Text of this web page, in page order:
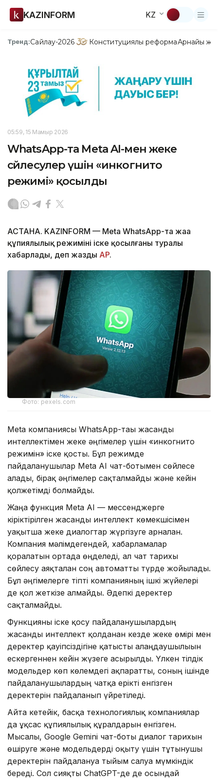
KAZINFORM KZ
Тренд:Сайлау-2026 Конституциялық реформаАрнайы
05:59, 15 Мамыр 2026
WhatsApp-та Meta AI-мен жеке
сөйлесулер үшін «инкогнито
режимі» қосылды
АСТАНА. KAZINFORM — Meta WhatsApp-та жаңа
құпиялылық режимінің іске қосылғаны туралы
хабарлады, деп жазды AP.
Фото: pexels.com
Meta компаниясы WhatsApp-тағы жасанды
интеллектімен жеке әңгімелер үшін «инкогнито
режимін» іске қосты. Бұл режимде
пайдаланушылар Meta AI чат-ботымен сөйлесе
алады, бірақ әңгімелер сақталмайды және кейін
қолжетімді болмайды.
Жаңа функция Meta AI — мессенджерге
кіріктірілген жасанды интеллект көмекшісімен
уақытша жеке диалогтар жүргізуге арналған.
Компания мәлімдегендей, хабарламалар
қорғалатын ортада өңделеді, ал чат тарихы
сөйлесу аяқталған соң автоматты түрде жойылады.
Бұл әңгімелерге тіпті компанияның ішкі жүйелері
де қол жеткізе алмайды. Әдепкі деректер
сақталмайды.
Функцияны іске қосу пайдаланушылардың
жасанды интеллект қолданған кезде жеке өмірі мен
деректер қауіпсіздігіне қатысты алаңдаушылығын
ескергеннен кейін жүзеге асырылды. Үлкен тілдік
модельдер көп көлемдегі ақпаратты, соның ішінде
пайдаланушылардың чатқа ерікті енгізген
деректерін пайдаланып үйретіледі.
Айта кетейік, басқа технологиялық компаниялар
да ұқсас құпиялылық құралдарын енгізген.
Мысалы, Google Gemini чат-боты диалог тарихын
өшіруге және модельдерді оқыту үшін тұтынушы
деректерін пайдалануға тыйым салуға мүмкіндік
береді. Сол сияқты ChatGPT-де де осындай